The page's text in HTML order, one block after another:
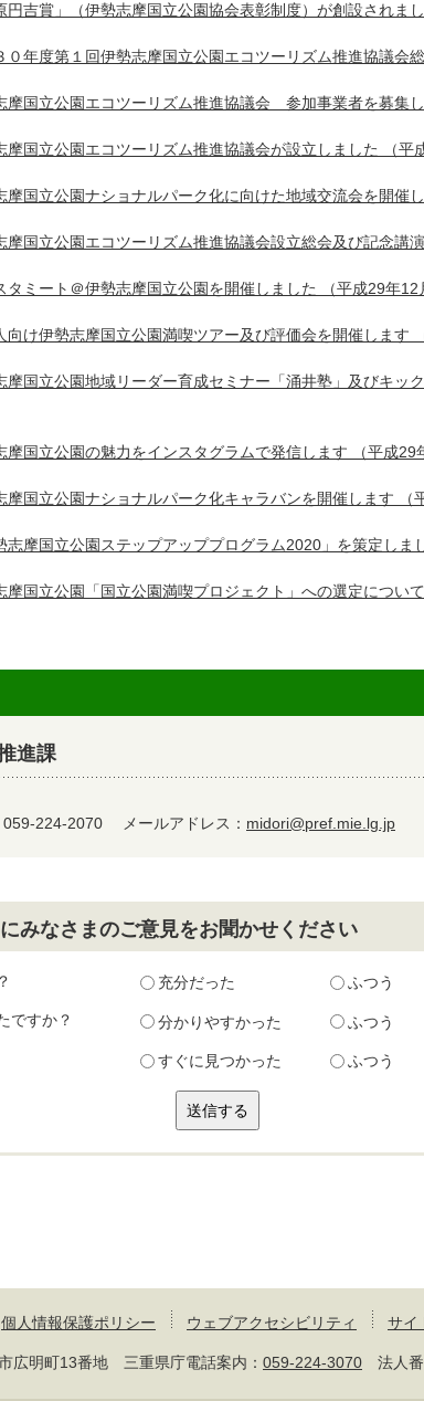
円吉賞」（伊勢志摩国立公園協会表彰制度）が創設されま
０年度第１回伊勢志摩国立公園エコツーリズム推進協議会
摩国立公園エコツーリズム推進協議会 参加事業者を募集
摩国立公園エコツーリズム推進協議会が設立しました （平
摩国立公園ナショナルパーク化に向けた地域交流会を開催
摩国立公園エコツーリズム推進協議会設立総会及び記念講
タミート＠伊勢志摩国立公園を開催しました （平成29年12
向け伊勢志摩国立公園満喫ツアー及び評価会を開催します
摩国立公園地域リーダー育成セミナー「涌井塾」及びキッ
摩国立公園の魅力をインスタグラムで発信します （平成29
摩国立公園ナショナルパーク化キャラバンを開催します （
志摩国立公園ステップアッププログラム2020」を策定しま
摩国立公園「国立公園満喫プロジェクト」への選定について
進課
059-224-2070 メールアドレス： midori@pref.mie.lg.jp
みなさまのご意見をお聞かせください
充分だった ふつう
ですか？ 分かりやすかった ふつう
すぐに見つかった ふつう
個人情報保護ポリシー ウェブアクセシビリティ サイ
広明町13番地 三重県庁電話案内： 059-224-3070 法人番